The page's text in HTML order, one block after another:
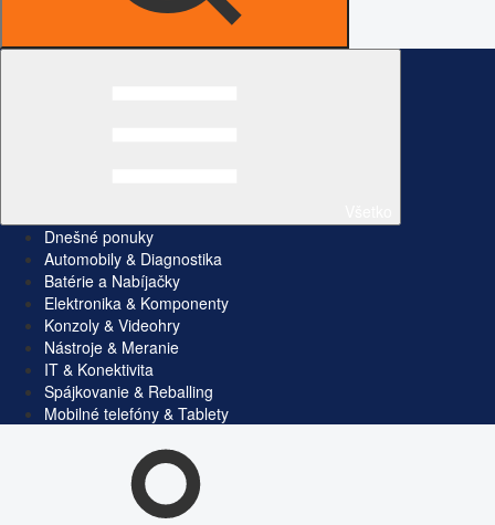
Dnešné ponuky
Automobily & Diagnostika
Batérie a Nabíjačky
Elektronika & Komponenty
Konzoly & Videohry
Nástroje & Meranie
IT & Konektivita
Spájkovanie & Reballing
Mobilné telefóny & Tablety